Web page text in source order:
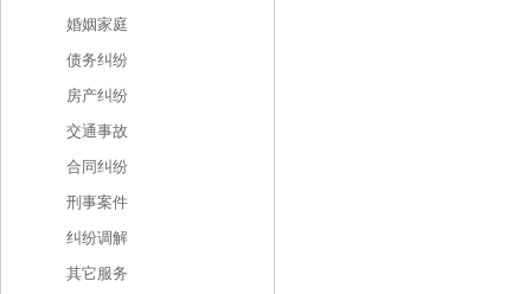
婚姻家庭
债务纠纷
房产纠纷
交通事故
合同纠纷
刑事案件
纠纷调解
其它服务